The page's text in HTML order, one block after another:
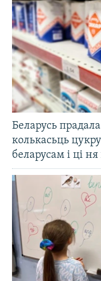
Беларусь
колькасьць
беларусам і ці